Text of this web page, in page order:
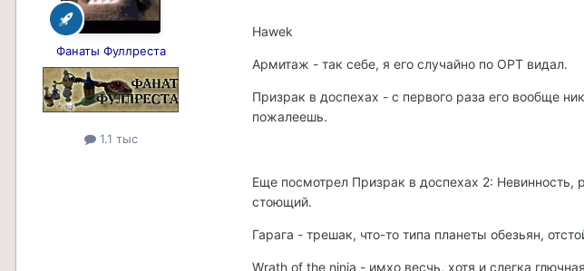
Фанаты Фуллреста
1.1 тыс
Hawek
Армитаж - так себе, я его случайно по ОРТ видал.
Призрак в доспехах - с первого раза его вообще
пожалеешь.
Еще посмотрел Призрак в доспехах 2: Невинность,
стоющий.
Гарага - трешак, что-то типа планеты обезьян,
Wrath of the ninja - имхо весчь, хотя и слегка